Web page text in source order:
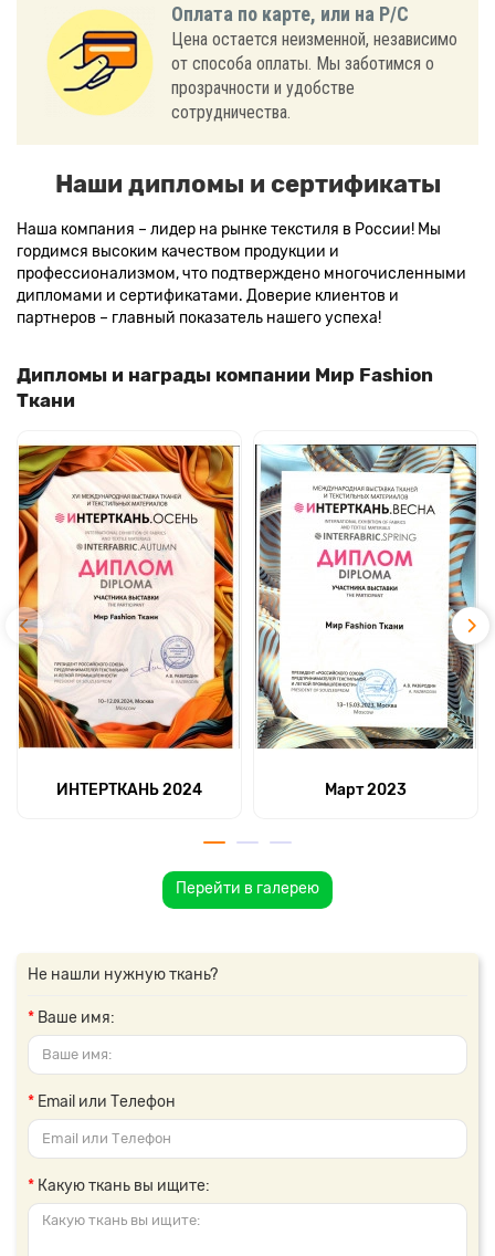
Оплата по карте, или на Р/С
Цена остается неизменной, независимо
от способа оплаты. Мы заботимся о
прозрачности и удобстве
сотрудничества.
Наши дипломы и сертификаты
Наша компания – лидер на рынке текстиля в России! Мы
гордимся высоким качеством продукции и
профессионализмом, что подтверждено многочисленными
дипломами и сертификатами. Доверие клиентов и
партнеров – главный показатель нашего успеха!
Дипломы и награды компании Мир Fashion
Ткани
ИНТЕРТКАНЬ 2024 Март 2023
Перейти в галерею
Не нашли нужную ткань?
Ваше имя:
Email или Телефон
Какую ткань вы ищите: